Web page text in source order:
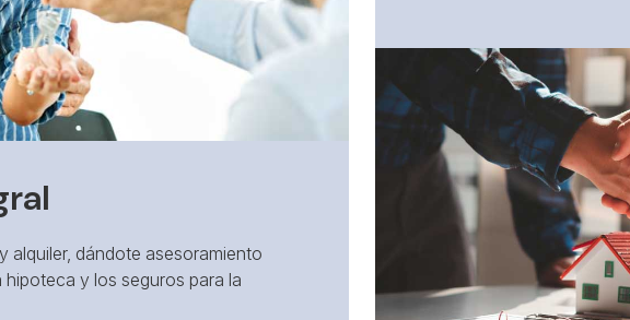
alquiler, dándote asesoramiento
y los seguros para la